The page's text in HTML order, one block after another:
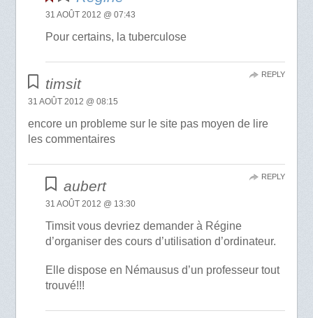
31 AOÛT 2012 @ 07:43
Pour certains, la tuberculose
timsit
31 AOÛT 2012 @ 08:15
encore un probleme sur le site pas moyen de lire
les commentaires
REPLY
aubert
31 AOÛT 2012 @ 13:30
Timsit vous devriez demander à Régine
d’organiser des cours d’utilisation d’ordinateur.
Elle dispose en Némausus d’un professeur tout
trouvé!!!
REPLY